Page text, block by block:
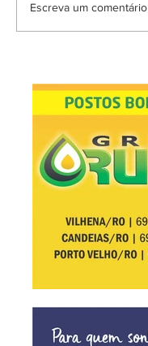
Escreva um comentário